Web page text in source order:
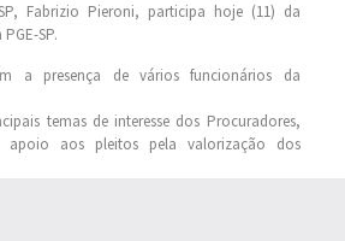
Fabrizio Pieroni, participa hoje (11) da
SP.
a presença de vários funcionários da
temas de interesse dos Procuradores,
apoio aos pleitos pela valorização dos